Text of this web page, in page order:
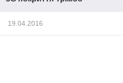
19.04.2016